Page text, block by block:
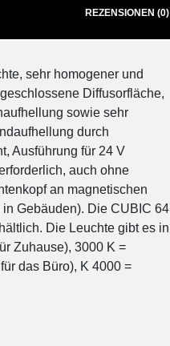
REZENSIONEN (0)
sehr homogener und
Diffusorfläche,
sowie sehr
durch
Ausführung für 24 V
auch ohne
an magnetischen
Gebäuden). Die CUBIC 64
Die Leuchte gibt es in
Zuhause), 3000 K =
das Büro), K 4000 =